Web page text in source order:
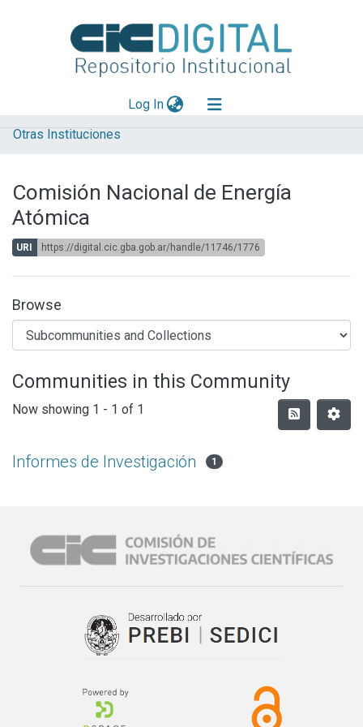
Log In(current)
Explorar
Aportar material
Otras Instituciones
Comisión Nacional de Energía
Atómica
URI https://digital.cic.gba.gob.ar/handle/11746/1776
Browse
Communities in this Community
Now showing 1 - 1 of 1
Informes de Investigación 1